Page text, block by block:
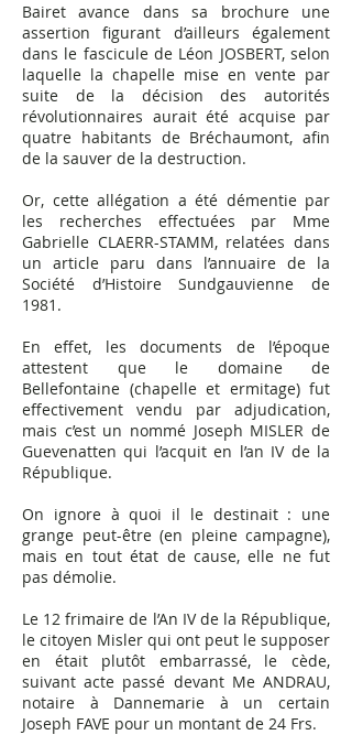
Bairet avance dans sa brochure une
assertion figurant d’ailleurs également
dans le fascicule de Léon JOSBERT, selon
laquelle la chapelle mise en vente par
suite de la décision des autorités
révolutionnaires aurait été acquise par
quatre habitants de Bréchaumont, afin
de la sauver de la destruction.
Or, cette allégation a été démentie par
les recherches effectuées par Mme
Gabrielle CLAERR-STAMM, relatées dans
un article paru dans l’annuaire de la
Société d’Histoire Sundgauvienne de
1981.
En effet, les documents de l’époque
attestent que le domaine de
Bellefontaine (chapelle et ermitage) fut
effectivement vendu par adjudication,
mais c’est un nommé Joseph MISLER de
Guevenatten qui l’acquit en l’an IV de la
République.
On ignore à quoi il le destinait : une
grange peut-être (en pleine campagne),
mais en tout état de cause, elle ne fut
pas démolie.
Le 12 frimaire de l’An IV de la République,
le citoyen Misler qui ont peut le supposer
en était plutôt embarrassé, le cède,
suivant acte passé devant Me ANDRAU,
notaire à Dannemarie à un certain
Joseph FAVE pour un montant de 24 Frs.